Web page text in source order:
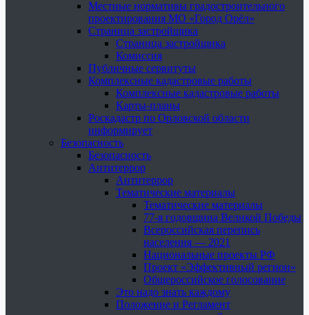
Местные нормативы градостроительного
проектирования МО «Город Орёл»
Страница застройщика
Страница застройщика
Комиссия
Публичные сервитуты
Комплексные кадастровые работы
Комплексные кадастровые работы
Карты-планы
Роскадастр по Орловской области
информирует
Безопасность
Безопасность
Антитеррор
Антитеррор
Тематические материалы
Тематические материалы
77-я годовщина Великой Победы
Всероссийская перепись
населения — 2021
Национальные проекты РФ
Проект «Эффективный регион»
Общероссийское голосование
Это надо знать каждому
Положение и Регламент